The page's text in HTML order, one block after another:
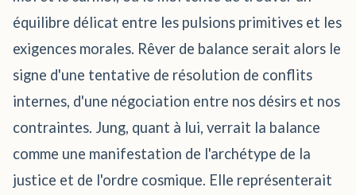
équilibre délicat entre les pulsions primitives et les
exigences morales. Rêver de balance serait alors le
signe d'une tentative de résolution de conflits
internes, d'une négociation entre nos désirs et nos
contraintes. Jung, quant à lui, verrait la balance
comme une manifestation de l'archétype de la
justice et de l'ordre cosmique. Elle représenterait